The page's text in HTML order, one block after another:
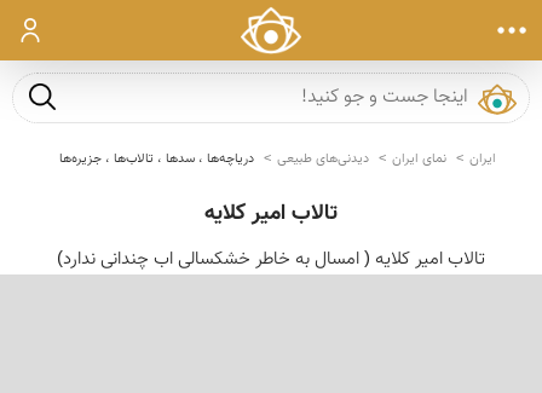
ورود
جست و
ایران نمای ایران دیدنی‌های طبیعی دریاچه‌ها ، سدها ، تالاب‌ها ، جزیره‌ها
تالاب امیر کلایه
تالاب امیر كلایه ( امسال به خاطر خشكسالی اب چندانی ندارد)